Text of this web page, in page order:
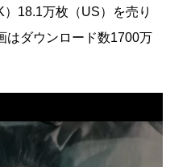
18.1万枚（US）を売り
はダウンロード数1700万